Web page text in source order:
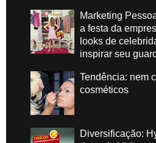
Marketing
a festa da
looks de
inspirar seu
Tendência: nem
cosméticos
Diversificação: